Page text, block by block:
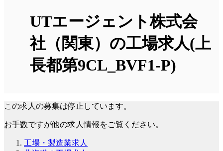
UTエージェント株式会
社（関東）の工場求人(上
長都第9CL_BVF1-P)
この求人の募集は停止しています。
お手数ですが他の求人情報をご覧ください。
工場・製造業求人